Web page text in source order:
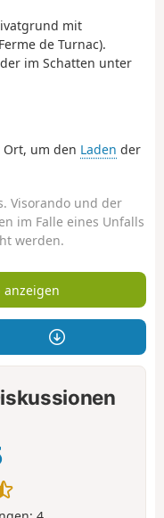
mit
de Turnac).
im Schatten unter
Ort, um den Laden der
Visorando und der
im Falle eines Unfalls
werden.